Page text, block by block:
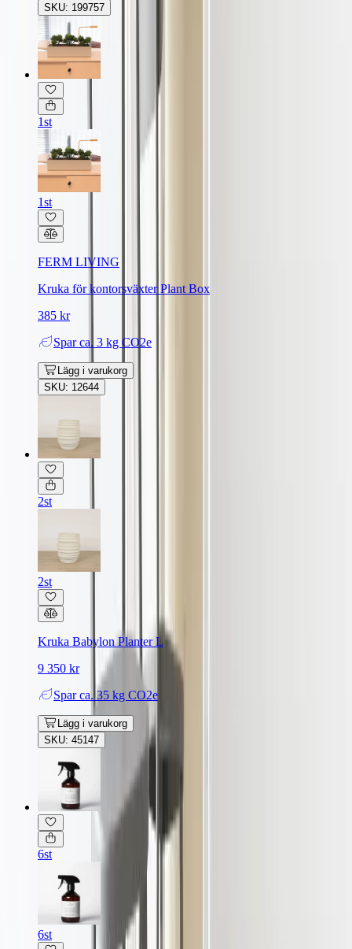
SKU: 199757
1st
1st
FERM LIVING
Kruka för kontorsväxter Plant Box
385 kr
Spar ca. 3 kg CO2e
Lägg i varukorg
SKU: 12644
2st
2st
Kruka Babylon Planter L
9 350 kr
Spar ca. 35 kg CO2e
Lägg i varukorg
SKU: 45147
6st
6st